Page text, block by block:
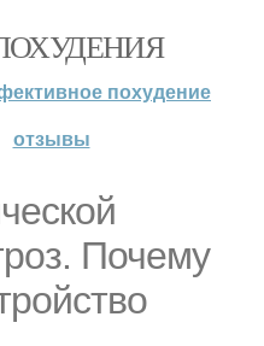
похудение
отзывы
Почему